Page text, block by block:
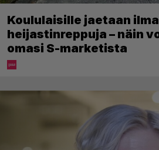
Koululaisille jaetaan
heijastinreppuja – näin
omasi S-marketista